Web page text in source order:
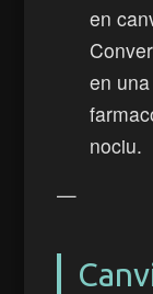
en
en
nociu.
—